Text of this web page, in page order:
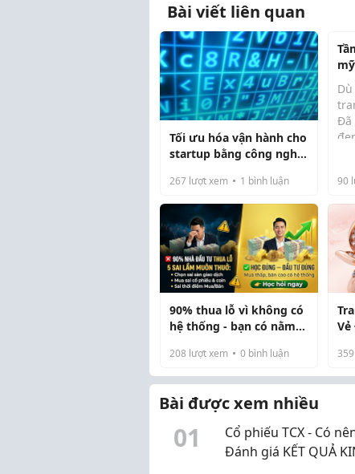
Bài viết liên quan
Tối ưu hóa vận hành cho
startup bằng công nghệ
267 lượt xem 1 bình luận
Đã
90
90% thua lỗ vì không có
hệ thống - bạn có nằm
208 lượt xem 0 bình luận
Vẻ
Tế
359
Bài được xem nhiều
01
Cổ phiếu TCX - Có
Đánh giá KẾT QUẢ